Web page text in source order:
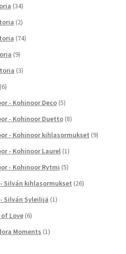
(34)
(2)
(74)
(9)
(3)
(6)
- Kohinoor Deco (5)
- Kohinoor Duetto (8)
- Kohinoor kihlasormukset (9)
- Kohinoor Laurel (1)
- Kohinoor Rytmi (5)
Silván kihlasormukset (26)
Silván Syleilijä (1)
Love (6)
Moments (1)